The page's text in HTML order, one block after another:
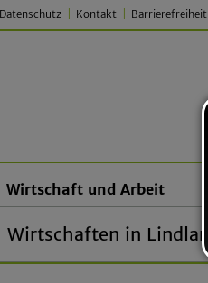
Datenschutz Kontakt Barrierefreiheit
Wirtschaft und Arbeit
Wirtschaften in Lindlar